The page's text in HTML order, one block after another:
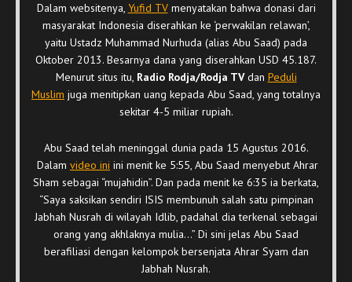
Dalam websitenya, Yufid TVmenyatakan bahwa donasi dari
masyarakat Indonesia diserahkan ke ‘perwakilan relawan’,
yaitu Ustadz Muhammad Nurhuda (alias Abu Saad) pada
Oktober 2013. Besarnya dana yang diserahkan USD 45.187.
Menurut situs itu, Radio Rodja/Rodja TVdan Peduli
Muslim juga menitipkan uang kepada Abu Saad, yang totalnya
sekitar 4-5 miliar rupiah.
Abu Saad telah meninggal dunia pada 15 Agustus 2016.
Dalam video ini ini menit ke 5:55, Abu Saad menyebut Ahrar
Sham sebagai “mujahidin”. Dan pada menit ke 6:35 ia berkata,
“Saya saksikan sendiri ISIS membunuh salah satu pimpinan
Jabhah Nusrah di wilayah Idlib, padahal dia terkenal sebagai
orang yang akhlaknya mulia…” Di sini jelas Abu Saad
berafiliasi dengan kelompok bersenjata Ahrar Syam dan
Jabhah Nusrah.